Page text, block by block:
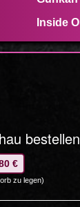
Inside
€
zu legen)